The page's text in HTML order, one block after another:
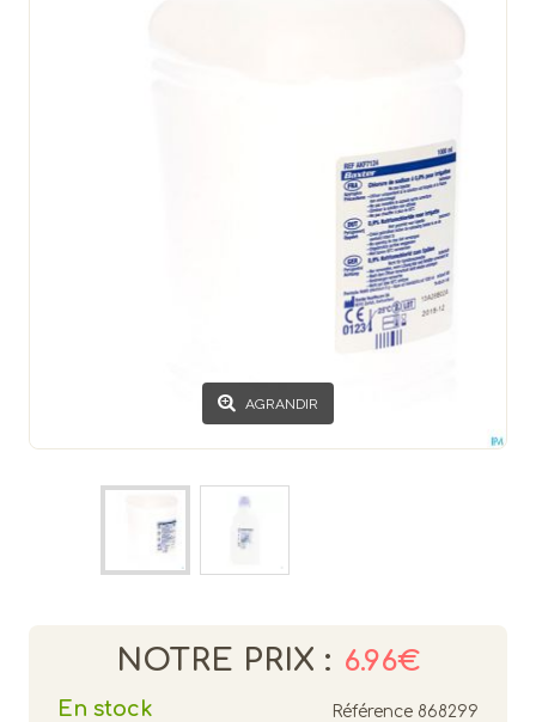
AGRANDIR
NOTRE PRIX : 6.96€
En stock Référence 868299